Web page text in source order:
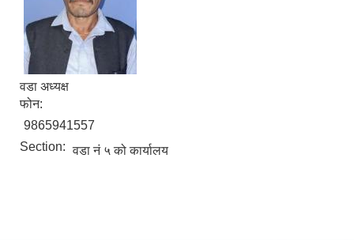
वडा अध्यक्ष
फोन:
9865941557
Section: वडा नं ५ को कार्यालय